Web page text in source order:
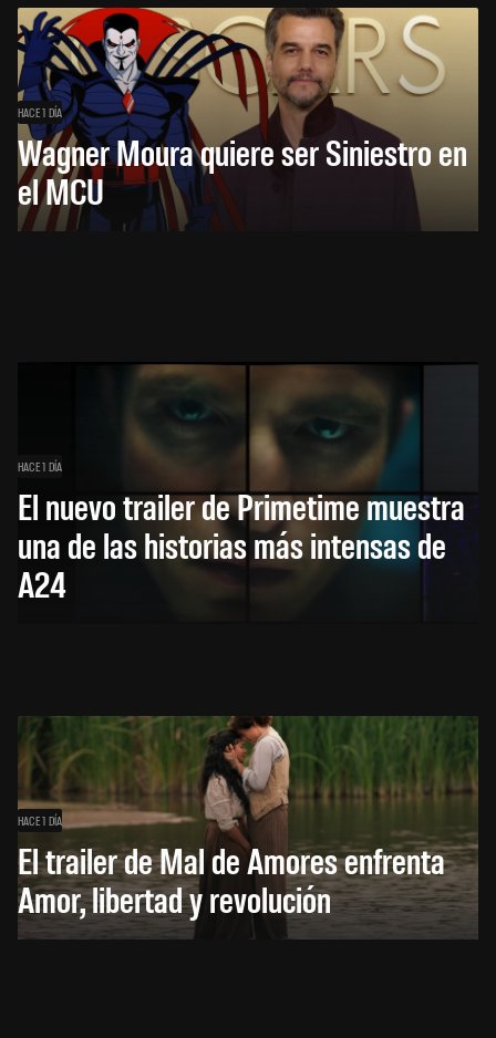
HACE 1 DÍA
Wagner Moura quiere ser Siniestro en
el MCU
HACE 1 DÍA
El nuevo trailer de Primetime muestra
una de las historias más intensas de
A24
HACE 1 DÍA
El trailer de Mal de Amores enfrenta
Amor, libertad y revolución